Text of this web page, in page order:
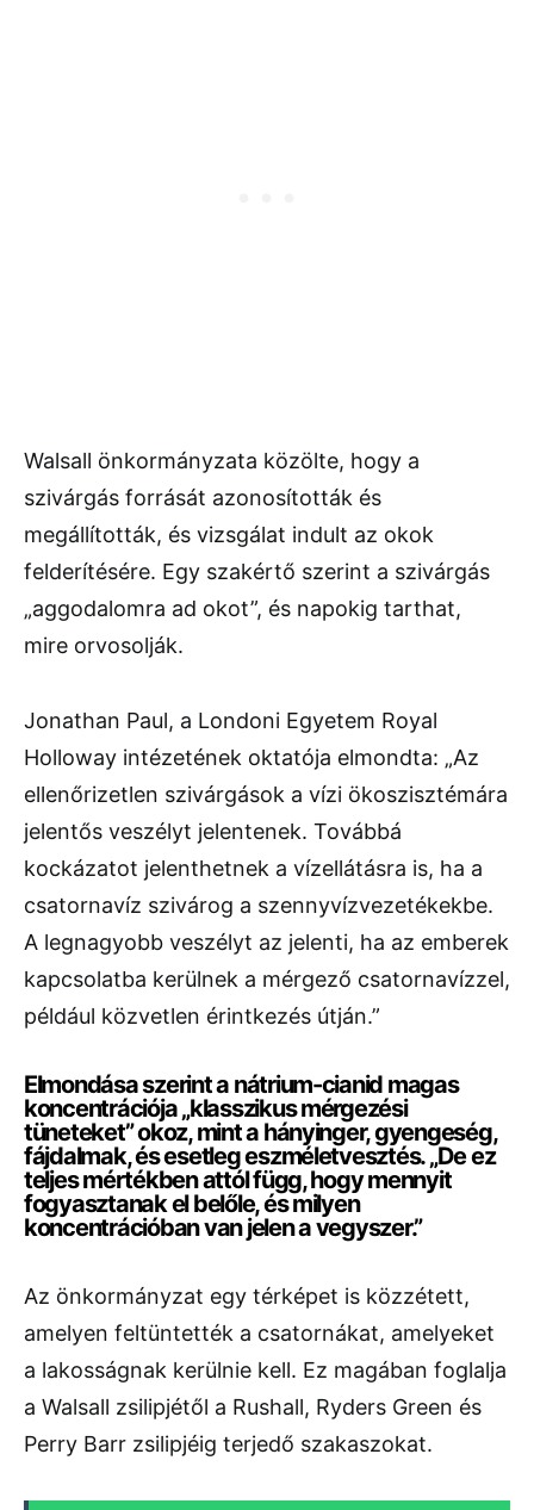
Walsall önkormányzata közölte, hogy a
szivárgás forrását azonosították és
megállították, és vizsgálat indult az okok
felderítésére. Egy szakértő szerint a szivárgás
„aggodalomra ad okot”, és napokig tarthat,
mire orvosolják.
Jonathan Paul, a Londoni Egyetem Royal
Holloway intézetének oktatója elmondta: „Az
ellenőrizetlen szivárgások a vízi ökoszisztémára
jelentős veszélyt jelentenek. Továbbá
kockázatot jelenthetnek a vízellátásra is, ha a
csatornavíz szivárog a szennyvízvezetékekbe.
A legnagyobb veszélyt az jelenti, ha az emberek
kapcsolatba kerülnek a mérgező csatornavízzel,
például közvetlen érintkezés útján.”
Elmondása szerint a nátrium-cianid magas
koncentrációja „klasszikus mérgezési
tüneteket” okoz, mint a hányinger, gyengeség,
fájdalmak, és esetleg eszméletvesztés. „De ez
teljes mértékben attól függ, hogy mennyit
fogyasztanak el belőle, és milyen
koncentrációban van jelen a vegyszer.”
Az önkormányzat egy térképet is közzétett,
amelyen feltüntették a csatornákat, amelyeket
a lakosságnak kerülnie kell. Ez magában foglalja
a Walsall zsilipjétől a Rushall, Ryders Green és
Perry Barr zsilipjéig terjedő szakaszokat.